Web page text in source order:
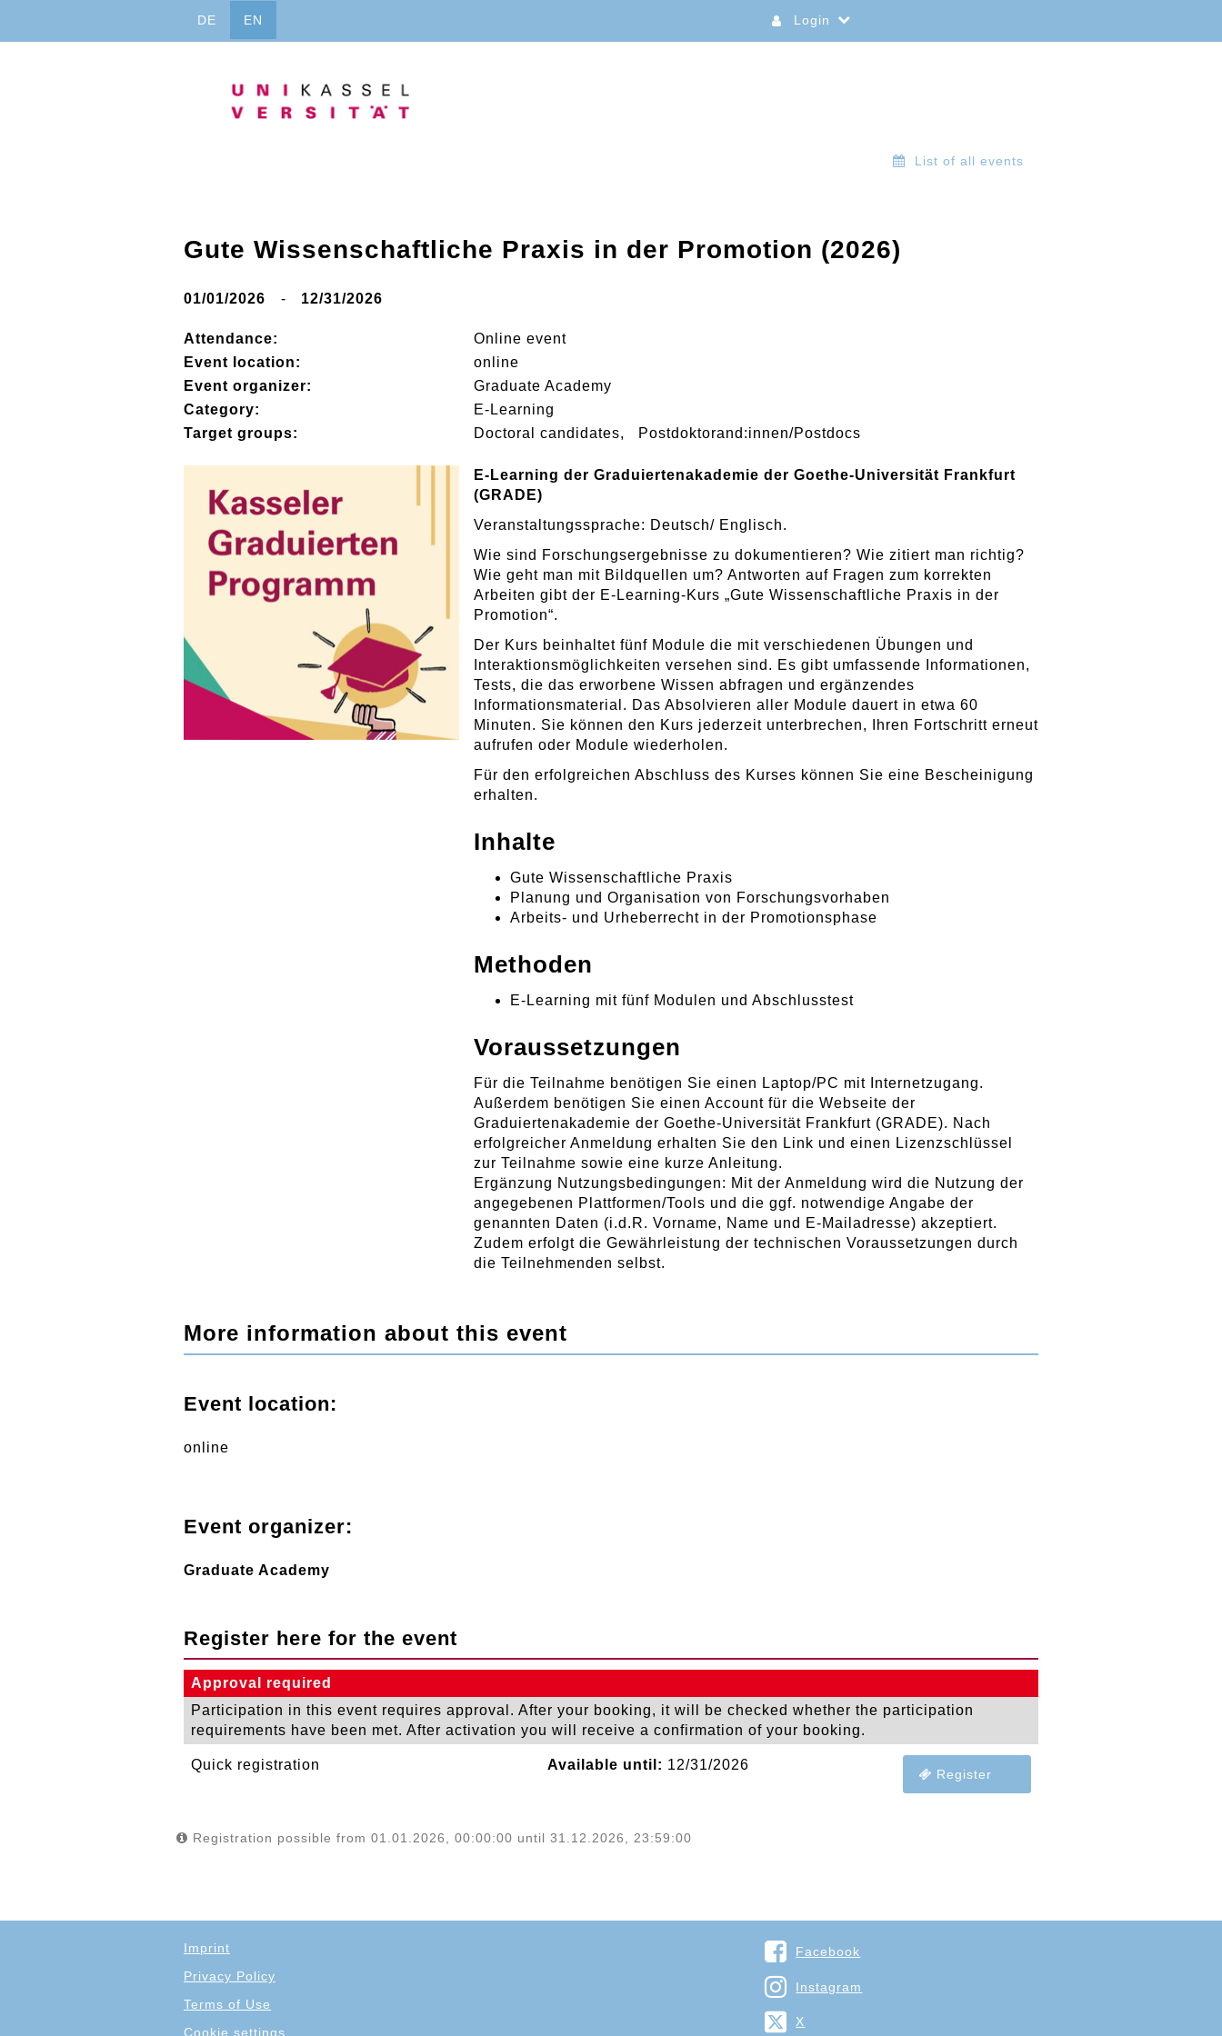
Login
DE EN
List of all events
Gute Wissenschaftliche Praxis in der Promotion (2026)
01/01/2026 - 12/31/2026
Attendance:
Online event
Event location:
online
Event organizer:
Graduate Academy
Category:
E-Learning
Target groups:
Doctoral candidates Postdoktorand:innen/Postdocs
E-Learning der Graduiertenakademie der Goethe-Universität Frankfurt
(GRADE)
Veranstaltungssprache: Deutsch/ Englisch.
Wie sind Forschungsergebnisse zu dokumentieren? Wie zitiert man richtig?
Wie geht man mit Bildquellen um? Antworten auf Fragen zum korrekten
Arbeiten gibt der E-Learning-Kurs „Gute Wissenschaftliche Praxis in der
Promotion“.
Der Kurs beinhaltet fünf Module die mit verschiedenen Übungen und
Interaktionsmöglichkeiten versehen sind. Es gibt umfassende Informationen,
Tests, die das erworbene Wissen abfragen und ergänzendes
Informationsmaterial. Das Absolvieren aller Module dauert in etwa 60
Minuten. Sie können den Kurs jederzeit unterbrechen, Ihren Fortschritt erneut
aufrufen oder Module wiederholen.
Für den erfolgreichen Abschluss des Kurses können Sie eine Bescheinigung
erhalten.
Inhalte
Gute Wissenschaftliche Praxis
Planung und Organisation von Forschungsvorhaben
Arbeits- und Urheberrecht in der Promotionsphase
Methoden
E-Learning mit fünf Modulen und Abschlusstest
Voraussetzungen
Für die Teilnahme benötigen Sie einen Laptop/PC mit Internetzugang.
Außerdem benötigen Sie einen Account für die Webseite der
Graduiertenakademie der Goethe-Universität Frankfurt (GRADE). Nach
erfolgreicher Anmeldung erhalten Sie den Link und einen Lizenzschlüssel
zur Teilnahme sowie eine kurze Anleitung.
Ergänzung Nutzungsbedingungen: Mit der Anmeldung wird die Nutzung der
angegebenen Plattformen/Tools und die ggf. notwendige Angabe der
genannten Daten (i.d.R. Vorname, Name und E-Mailadresse) akzeptiert.
Zudem erfolgt die Gewährleistung der technischen Voraussetzungen durch
die Teilnehmenden selbst.
More information about this event
Event location:
online
Event organizer:
Graduate Academy
Register here for the event
Approval required
Participation in this event requires approval. After your booking, it will be checked whether the participation
requirements have been met. After activation you will receive a confirmation of your booking.
Quick registration Available until: 12/31/2026
Register
Registration possible from 01.01.2026, 00:00:00 until 31.12.2026, 23:59:00
Imprint
Privacy Policy
Terms of Use
Cookie settings
Facebook
Instagram
X